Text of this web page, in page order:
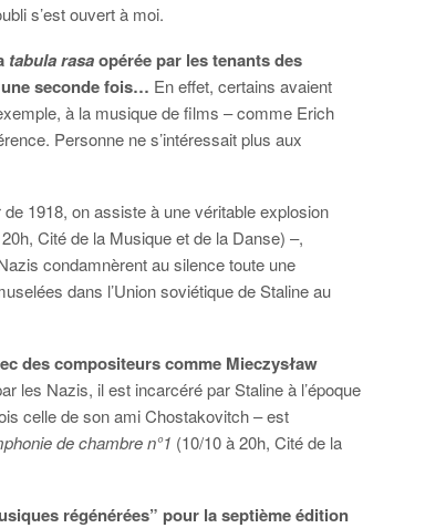
s’est ouvert à moi.
tabula rasaopérée par les tenants des
une seconde fois… En effet, certains avaient
à la musique de films – comme Erich
Personne ne s’intéressait plus aux
de 1918, on assiste à une véritable explosion
Cité de la Musique et de la Danse) –,
condamnèrent au silence toute une
dans l’Union soviétique de Staline au
des compositeurs comme Mieczysław
les Nazis, il est incarcéré par Staline à l’époque
celle de son ami Chostakovitch – est
de chambre n°1 (10/10 à 20h, Cité de la
régénérées” pour la septième édition